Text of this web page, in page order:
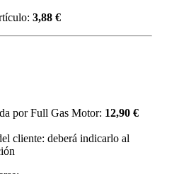
3,88 €
por Full Gas Motor: 12,90 €
cliente: deberá indicarlo al